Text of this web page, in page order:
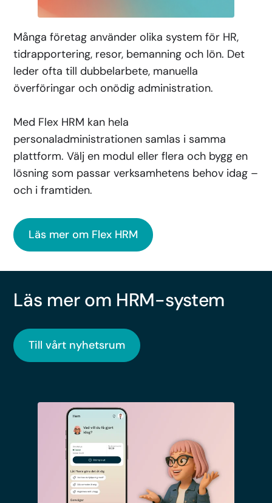
Många företag använder olika system för HR,
tidrapportering, resor, bemanning och lön. Det
leder ofta till dubbelarbete, manuella
överföringar och onödig administration.
Med Flex HRM kan hela
personaladministrationen samlas i samma
plattform. Välj en modul eller flera och bygg en
lösning som passar verksamhetens behov idag –
och i framtiden.
Läs mer om Flex HRM
Läs mer om HRM-system
Till vårt nyhetsrum